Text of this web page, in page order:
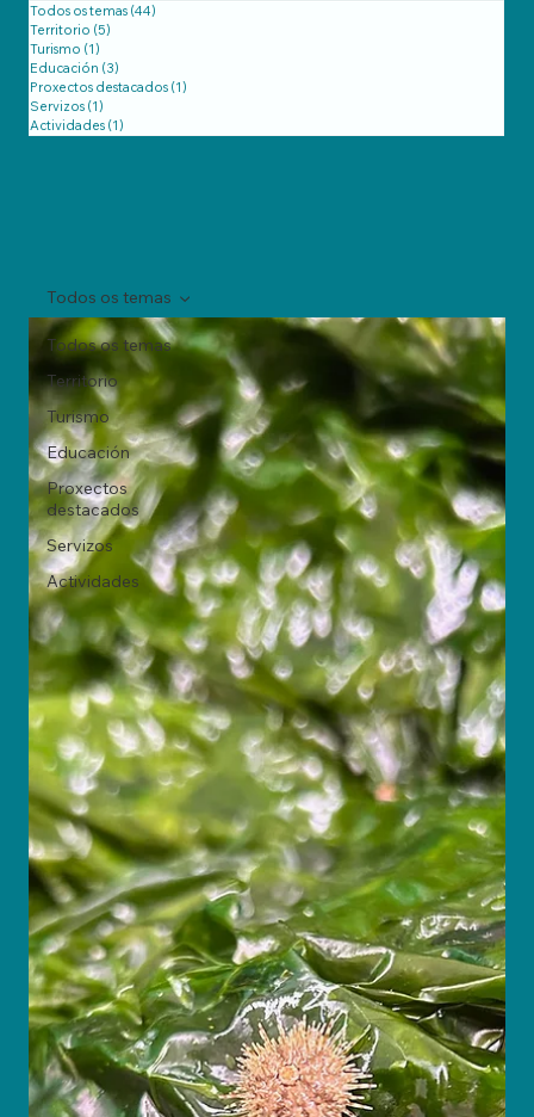
Todos os temas (44)
Territorio (5)
Turismo (1)
Educación (3)
Proxectos destacados (1)
Servizos (1)
Actividades (1)
Todos os temas
Territorio
Turismo
Educación
Proxectos
destacados
Servizos
Actividades
Todos os temas